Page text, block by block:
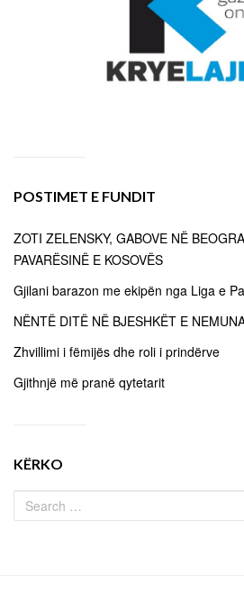
POSTIMET E FUNDIT
ZOTI ZELENSKY, GABOVE NË
PAVARËSINË E KOSOVËS
Gjilani barazon me ekipën nga Liga e
NËNTË DITË NË BJESHKËT E
Zhvillimi i fëmijës dhe roli i prindërve
Gjithnjë më pranë qytetarit
KËRKO